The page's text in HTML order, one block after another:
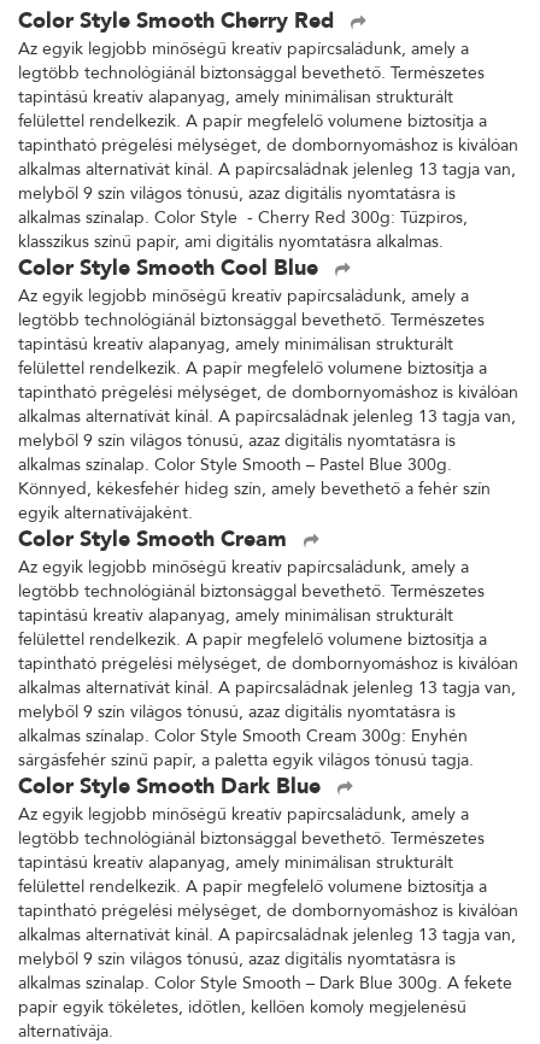
Color Style Smooth Cherry Red
Az egyik legjobb minőségű kreatív papírcsaládunk, amely a
legtöbb technológiánál biztonsággal bevethető. Természetes
tapintású kreatív alapanyag, amely minimálisan strukturált
felülettel rendelkezik. A papír megfelelő volumene biztosítja a
tapintható prégelési mélységet, de dombornyomáshoz is kiválóan
alkalmas alternatívát kínál. A papírcsaládnak jelenleg 13 tagja van,
melyből 9 szín világos tónusú, azaz digitális nyomtatásra is
alkalmas színalap. Color Style - Cherry Red 300g: Tűzpiros,
klasszikus színű papír, ami digitális nyomtatásra alkalmas.
Color Style Smooth Cool Blue
Az egyik legjobb minőségű kreatív papírcsaládunk, amely a
legtöbb technológiánál biztonsággal bevethető. Természetes
tapintású kreatív alapanyag, amely minimálisan strukturált
felülettel rendelkezik. A papír megfelelő volumene biztosítja a
tapintható prégelési mélységet, de dombornyomáshoz is kiválóan
alkalmas alternatívát kínál. A papírcsaládnak jelenleg 13 tagja van,
melyből 9 szín világos tónusú, azaz digitális nyomtatásra is
alkalmas színalap. Color Style Smooth – Pastel Blue 300g.
Könnyed, kékesfehér hideg szín, amely bevethető a fehér szín
egyik alternatívájaként.
Color Style Smooth Cream
Az egyik legjobb minőségű kreatív papírcsaládunk, amely a
legtöbb technológiánál biztonsággal bevethető. Természetes
tapintású kreatív alapanyag, amely minimálisan strukturált
felülettel rendelkezik. A papír megfelelő volumene biztosítja a
tapintható prégelési mélységet, de dombornyomáshoz is kiválóan
alkalmas alternatívát kínál. A papírcsaládnak jelenleg 13 tagja van,
melyből 9 szín világos tónusú, azaz digitális nyomtatásra is
alkalmas színalap. Color Style Smooth Cream 300g: Enyhén
sárgásfehér színű papír, a paletta egyik világos tónusú tagja.
Color Style Smooth Dark Blue
Az egyik legjobb minőségű kreatív papírcsaládunk, amely a
legtöbb technológiánál biztonsággal bevethető. Természetes
tapintású kreatív alapanyag, amely minimálisan strukturált
felülettel rendelkezik. A papír megfelelő volumene biztosítja a
tapintható prégelési mélységet, de dombornyomáshoz is kiválóan
alkalmas alternatívát kínál. A papírcsaládnak jelenleg 13 tagja van,
melyből 9 szín világos tónusú, azaz digitális nyomtatásra is
alkalmas színalap. Color Style Smooth – Dark Blue 300g. A fekete
papír egyik tökéletes, időtlen, kellően komoly megjelenésű
alternatívája.